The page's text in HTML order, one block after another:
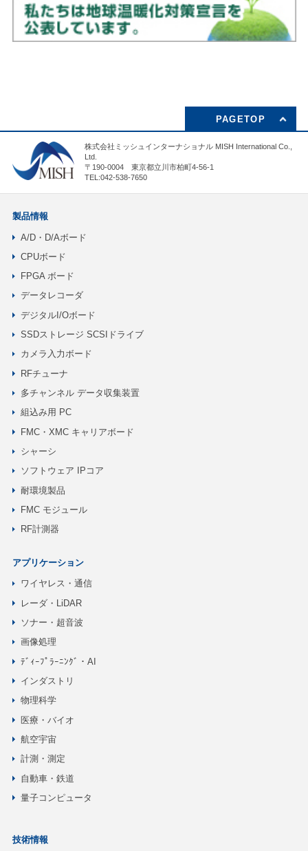
PAGETOP
株式会社ミッシュインターナショナル MISH International Co.,
Ltd.
〒190-0004 東京都立川市柏町4-56-1
TEL:042-538-7650
製品情報
A/D・D/Aボード
CPUボード
FPGA ボード
データレコーダ
デジタルI/Oボード
SSDストレージ SCSIドライブ
カメラ入力ボード
RFチューナ
多チャンネル データ収集装置
組込み用 PC
FMC・XMC キャリアボード
シャーシ
ソフトウェア IPコア
耐環境製品
FMC モジュール
RF計測器
アプリケーション
ワイヤレス・通信
レーダ・LiDAR
ソナー・超音波
画像処理
ﾃﾞｨｰﾌﾟﾗｰﾆﾝｸﾞ・AI
インダストリ
物理科学
医療・バイオ
航空宇宙
計測・測定
自動車・鉄道
量子コンピュータ
技術情報